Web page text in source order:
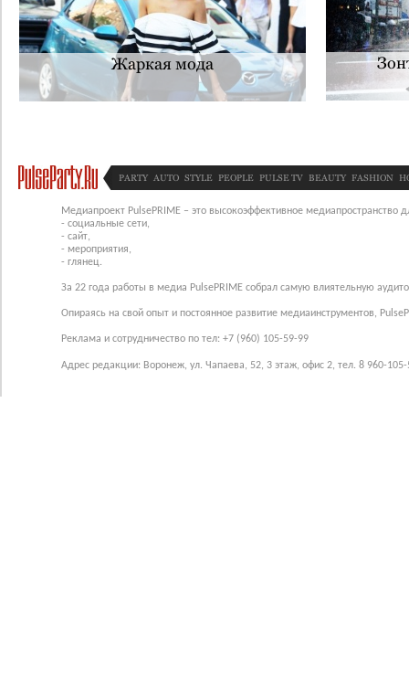
Жаркая мода
PARTY AUTO STYLE PEOPLE PULSE TV BEAUTY FASHION
Медиапроект PulsePRIME – это высокоэффективное медиапространство
- социальные сети,
- сайт,
- мероприятия,
- глянец.
За 22 года работы в медиа PulsePRIME собрал самую влиятельную
Опираясь на свой опыт и постоянное развитие медиаинструментов,
Реклама и сотрудничество по тел: +7 (960) 105-59-99
Адрес редакции: Воронеж, ул. Чапаева, 52, 3 этаж, офис 2, тел. 8 960-